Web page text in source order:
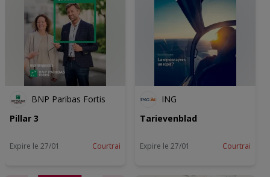
BNP Paribas Fortis
Pillar 3
Expire le 27/01 Courtrai
ING
Tarievenblad
Expire le 27/01 Courtrai